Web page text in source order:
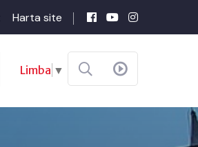
Harta site
Limba ▼